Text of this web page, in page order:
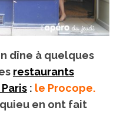
dîne à quelques
restaurants
: le Procope.
en ont fait